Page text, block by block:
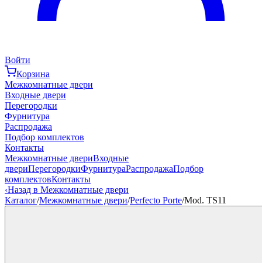
Войти
Корзина
Межкомнатные двери
Входные двери
Перегородки
Фурнитура
Распродажа
Подбор комплектов
Контакты
Межкомнатные двериВходные
двериПерегородкиФурнитураРаспродажаПодбор
комплектовКонтакты
‹Назад в Межкомнатные двери
Каталог/Межкомнатные двери/Perfecto Porte/Mod. TS11